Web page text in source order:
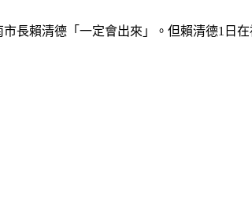
長賴清德「一定會出來」。但賴清德1日